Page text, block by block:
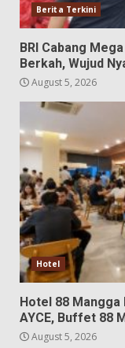
Berita Terkini
BRI Cabang
Berkah, Wujud
August 5, 2026
Hotel
Hotel 88
AYCE, Buffet 88
August 5, 2026